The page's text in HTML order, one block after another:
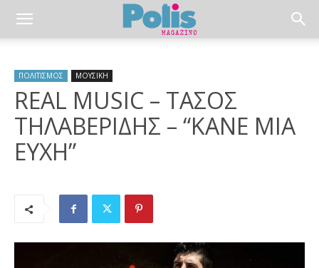
ΠΟΛΙΤΙΣΜΟΣ ΜΟΥΣΙΚΗ
REAL MUSIC – ΤΑΣΟΣ
ΤΗΛΑΒΕΡΙΔΗΣ – “ΚΑΝΕ ΜΙΑ
ΕΥΧΗ”